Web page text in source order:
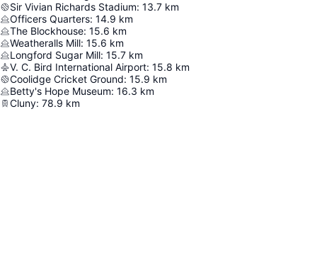
Sir Vivian Richards Stadium: 13.7 km
Officers Quarters: 14.9 km
The Blockhouse: 15.6 km
Weatheralls Mill: 15.6 km
Longford Sugar Mill: 15.7 km
V. C. Bird International Airport: 15.8 km
Coolidge Cricket Ground: 15.9 km
Betty's Hope Museum: 16.3 km
Cluny: 78.9 km